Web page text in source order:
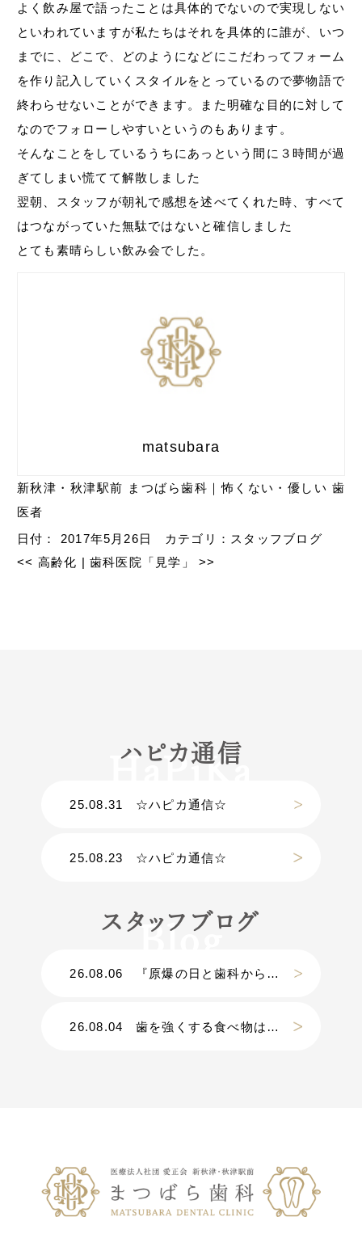
よく飲み屋で語ったことは具体的でないので実現しない
といわれていますが私たちはそれを具体的に誰が、いつ
までに、どこで、どのようになどにこだわってフォーム
を作り記入していくスタイルをとっているので夢物語で
終わらせないことができます。また明確な目的に対して
なのでフォローしやすいというのもあります。
そんなことをしているうちにあっという間に３時間が過
ぎてしまい慌てて解散しました
翌朝、スタッフが朝礼で感想を述べてくれた時、すべて
はつながっていた無駄ではないと確信しました
とても素晴らしい飲み会でした。
matsubara
新秋津・秋津駅前 まつばら歯科｜怖くない・優しい 歯
医者
日付： 2017年5月26日 カテゴリ： スタッフブログ
<< 高齢化 |歯科医院「見学」>>
ハピカ通信
25.08.31 ☆ハピカ通信☆
25.08.23 ☆ハピカ通信☆
スタッフブログ
26.08.06 『原爆の日と歯科から考える災害』
26.08.04 歯を強くする食べ物は？？